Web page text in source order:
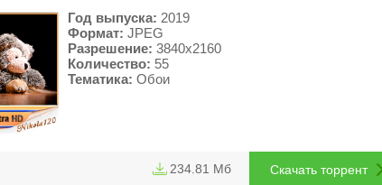
Год выпуска: 2019
Формат: JPEG
Разрешение: 3840x2160
Количество: 55
Тематика: Обои
Скачать торрент
234.81 Мб